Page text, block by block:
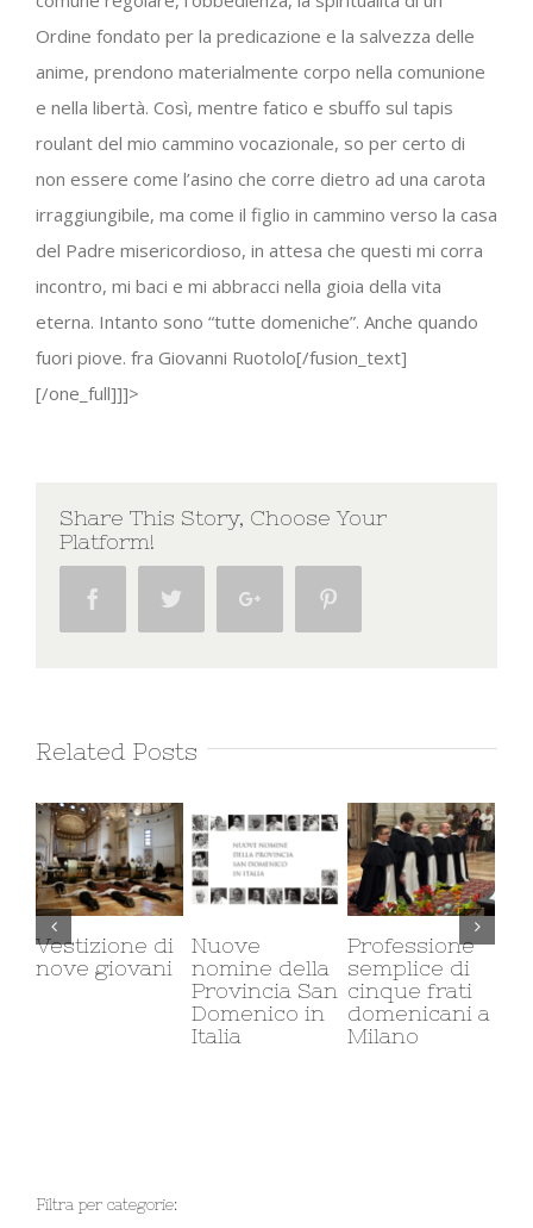
Ordine fondato per la predicazione e la salvezza delle
anime, prendono materialmente corpo nella comunione
e nella libertà. Così, mentre fatico e sbuffo sul tapis
roulant del mio cammino vocazionale, so per certo di
non essere come l’asino che corre dietro ad una carota
irraggiungibile, ma come il figlio in cammino verso la casa
del Padre misericordioso, in attesa che questi mi corra
incontro, mi baci e mi abbracci nella gioia della vita
eterna. Intanto sono “tutte domeniche”. Anche quando
fuori piove. fra Giovanni Ruotolo[/fusion_text]
[/one_full]]]>
Share This Story, Choose Your
Platform!
Facebook Twitter Google+
Related Posts
di
Nuove
nomine della
Provincia San
Domenico in
Professione
semplice di
cinque frati
domenicani a
Il carcere e
carcere
minorile:
corso di
sociale
Filtra per categorie: